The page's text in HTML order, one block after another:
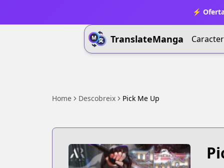
⚡
TranslateManga
Home Descobreix Pick Me Up